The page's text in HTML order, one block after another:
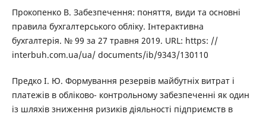
Прокопенко В. Забезпечення: поняття, види та основні
правила бухгалтерського обліку. Інтерактивна
бухгалтерія. № 99 за 27 травня 2019. URL: https: //
interbuh.com.ua/ua/ documents/ib/9343/130110
Предко І. Ю. Формування резервів майбутніх витрат і
платежів в обліково- контрольному забезпеченні як один
із шляхів зниження ризиків діяльності підприємств в